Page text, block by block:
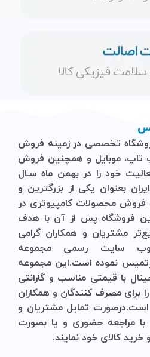
تخصصی در زمینه فروش
تاپ، موبایل و ‌همچنین فروش
خود را در بهمن ماه سـال
ایران بعنوان یکی از بزرگترین و
فروش محصولات کامپیوتری در
فروشگاه پس از آن با هدف
مشتریان و همکاران گرامی
سایت رسمی مجموعه
نموده است.این مجموعه
با قیمتی مناسب و گارانتی
برای مصرف کنندگان و همکاران
است.درصورت تمایل مشتریان و
با مراجعه حضوری و یا بصورت
خرید کالای خود نمایند.